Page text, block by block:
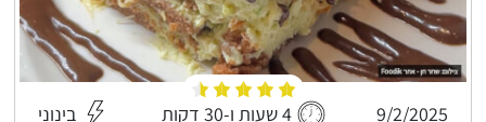
9/2/2025 4 שעות ו-30 דקות בינוני